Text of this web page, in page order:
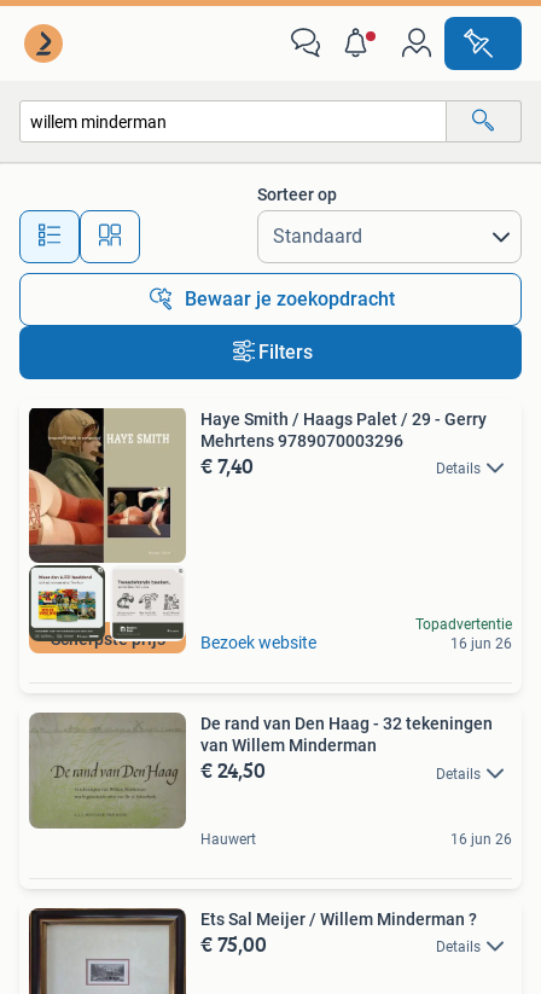
Alle afstanden…
Sorteer op
Bewaar je zoekopdracht
Filters
Scherpste prijs
Haye Smith / Haags Palet / 29 - Gerry
Mehrtens 9789070003296
€ 7,40 Details
Bezoek website
Topadvertentie
16 jun 26
De rand van Den Haag - 32 tekeningen
van Willem Minderman
€ 24,50 Details
Hauwert 16 jun 26
Ets Sal Meijer / Willem Minderman ?
€ 75,00 Details